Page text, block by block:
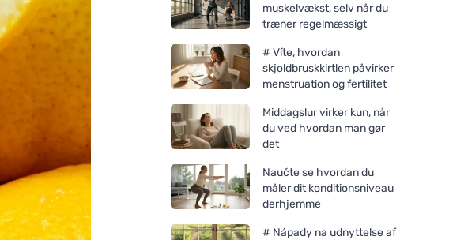
muskelvækst, selv når du
træner regelmæssigt
# Víte, hvordan
skjoldbruskkirtlen påvirker
menstruation og fertilitet
Middagslur virker kun, når
du ved hvordan man gør
det
Naučte se hvordan du
måler dit konditionsniveau
derhjemme
# Nápady na udnyttelse af